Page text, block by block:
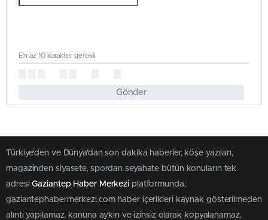
Gönder
En az 10 karakter gerekli
Türkiye'den ve Dünya’dan son dakika haberler, köşe yazıları,
magazinden siyasete, spordan seyahate bütün konuların tek
adresiGaziantep Haber Merkezi platformunda;
gaziantephabermerkezi.com haber içerikleri kaynak gösterilmeden
alıntı yapılamaz, kanuna aykırı ve izinsiz olarak kopyalanamaz,